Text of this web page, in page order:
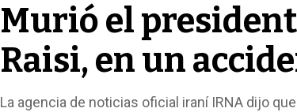
Murió el
Raisi, en un
La agencia de noticias oficial iraní IRNA dijo